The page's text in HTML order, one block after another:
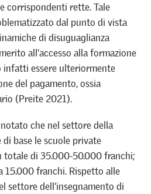
corrispondenti rette. Tale
dal punto di vista
di disuguaglianza
all’accesso alla formazione
essere ulteriormente
del pagamento, ossia
(Preite 2021).
che nel settore della
base le scuole private
totale di 35.000-50.000 franchi;
15.000 franchi. Rispetto alle
settore dell’insegnamento di